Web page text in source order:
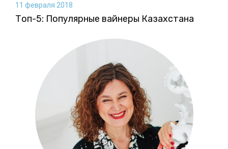
11 февраля 2018
Топ-5: Популярные вайнеры Казахстана